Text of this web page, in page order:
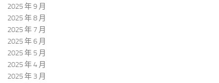
2025 年 9 月
2025 年 8 月
2025 年 7 月
2025 年 6 月
2025 年 5 月
2025 年 4 月
2025 年 3 月